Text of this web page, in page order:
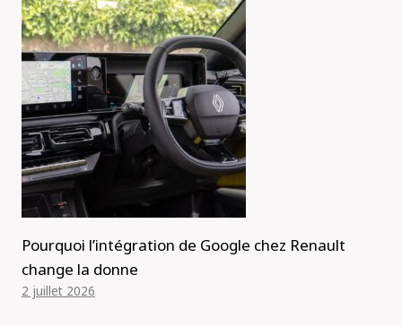
Pourquoi l’intégration de Google chez Renault
change la donne
2 juillet 2026